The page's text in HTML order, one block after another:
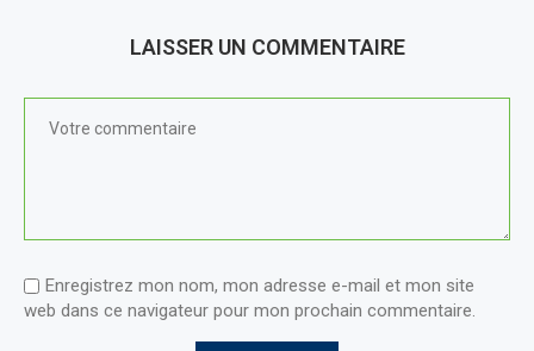
LAISSER UN COMMENTAIRE
Enregistrez mon nom, mon adresse e-mail et mon site
web dans ce navigateur pour mon prochain commentaire.